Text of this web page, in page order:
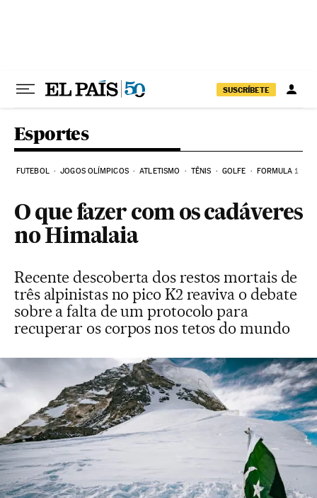
SUSCRÍBETE
Esportes
FUTEBOL JOGOS OLÍMPICOS ATLETISMO TÊNIS GOLFE FORMULA 1
O que fazer com os cadáveres
no Himalaia
Recente descoberta dos restos mortais de
três alpinistas no pico K2 reaviva o debate
sobre a falta de um protocolo para
recuperar os corpos nos tetos do mundo